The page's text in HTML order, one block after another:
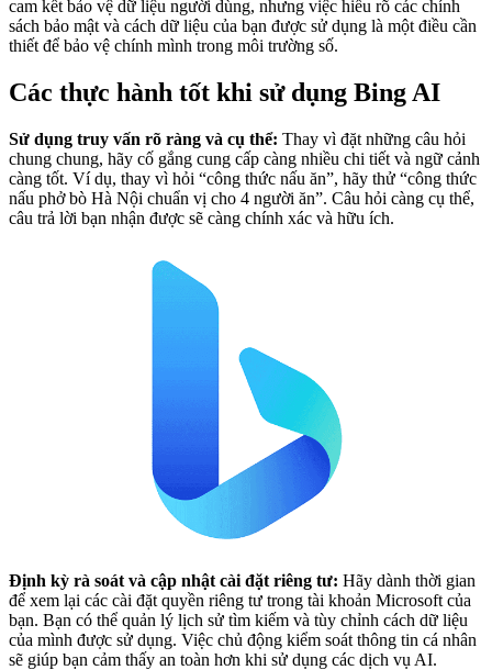
cam kết bảo vệ dữ liệu người dùng, nhưng việc hiểu rõ các chính
sách bảo mật và cách dữ liệu của bạn được sử dụng là một điều cần
thiết để bảo vệ chính mình trong môi trường số.
Các thực hành tốt khi sử dụng Bing AI
Sử dụng truy vấn rõ ràng và cụ thể: Thay vì đặt những câu hỏi
chung chung, hãy cố gắng cung cấp càng nhiều chi tiết và ngữ cảnh
càng tốt. Ví dụ, thay vì hỏi “công thức nấu ăn”, hãy thử “công thức
nấu phở bò Hà Nội chuẩn vị cho 4 người ăn”. Câu hỏi càng cụ thể,
câu trả lời bạn nhận được sẽ càng chính xác và hữu ích.
Định kỳ rà soát và cập nhật cài đặt riêng tư: Hãy dành thời gian
để xem lại các cài đặt quyền riêng tư trong tài khoản Microsoft của
bạn. Bạn có thể quản lý lịch sử tìm kiếm và tùy chỉnh cách dữ liệu
của mình được sử dụng. Việc chủ động kiểm soát thông tin cá nhân
sẽ giúp bạn cảm thấy an toàn hơn khi sử dụng các dịch vụ AI.